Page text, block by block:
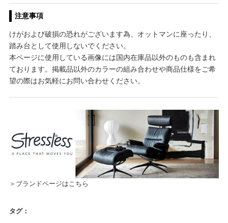
注意事項
けがおよび破損の恐れがございます為、オットマンに座ったり、
踏み台として使用しないでください。
本ページに使用している画像には国内在庫品以外のものも含まれ
ております。掲載品以外のカラーの組み合わせや商品仕様をご希
望の際はお気軽にお問い合わせください。
＞ブランドページはこちら
タグ：